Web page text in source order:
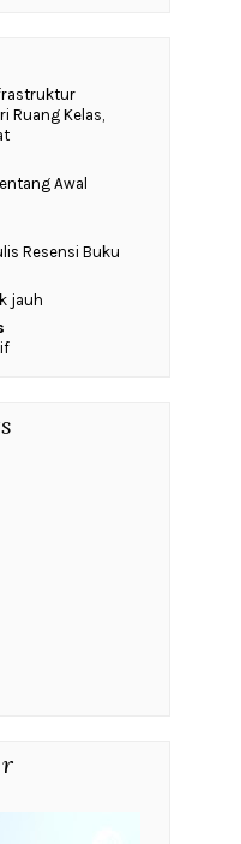
Ruang Kelas,
Awal
Resensi Buku
jauh